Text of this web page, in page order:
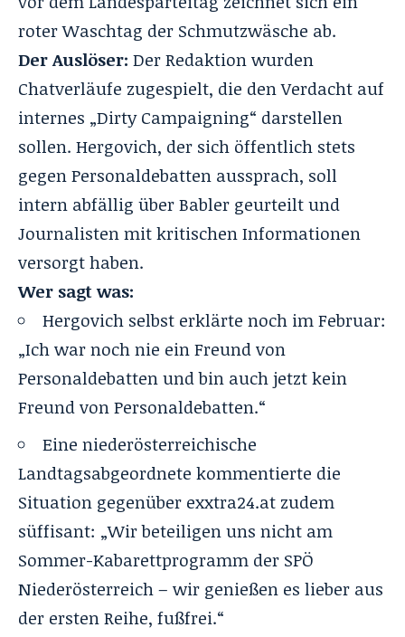
roter Waschtag der Schmutzwäsche ab.
Der Auslöser: Der Redaktion wurden
Chatverläufe zugespielt, die den Verdacht auf
internes „Dirty Campaigning“ darstellen
sollen. Hergovich, der sich öffentlich stets
gegen Personaldebatten aussprach, soll
intern abfällig über Babler geurteilt und
Journalisten mit kritischen Informationen
versorgt haben.
Wer sagt was:
Hergovich selbst erklärte noch im Februar:
„Ich war noch nie ein Freund von
Personaldebatten und bin auch jetzt kein
Freund von Personaldebatten.“
Eine niederösterreichische
Landtagsabgeordnete kommentierte die
Situation gegenüber exxtra24.at zudem
süffisant: „Wir beteiligen uns nicht am
Sommer-Kabarettprogramm der SPÖ
Niederösterreich – wir genießen es lieber aus
der ersten Reihe, fußfrei.“